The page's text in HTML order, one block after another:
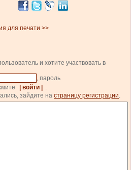
для печати >>
и хотите участвовать в
, пароль
| войти | .
зайдите на страницу регистрации.